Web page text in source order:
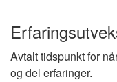
Avtalt tidspunkt for
og del erfaringer.